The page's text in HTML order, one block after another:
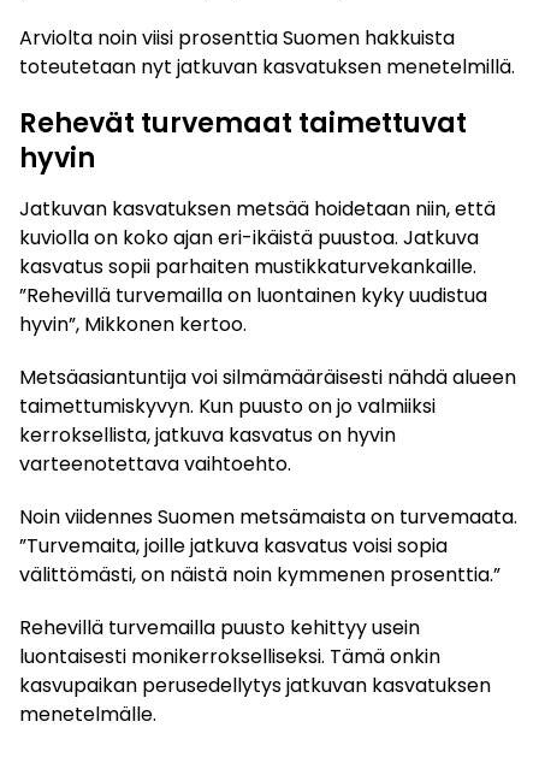
Arviolta noin viisi prosenttia Suomen hakkuista
toteutetaan nyt jatkuvan kasvatuksen menetelmillä.
Rehevät turvemaat taimettuvat
hyvin
Jatkuvan kasvatuksen metsää hoidetaan niin, että
kuviolla on koko ajan eri-ikäistä puustoa. Jatkuva
kasvatus sopii parhaiten mustikkaturvekankaille.
”Rehevillä turvemailla on luontainen kyky uudistua
hyvin”, Mikkonen kertoo.
Metsäasiantuntija voi silmämääräisesti nähdä alueen
taimettumiskyvyn. Kun puusto on jo valmiiksi
kerroksellista, jatkuva kasvatus on hyvin
varteenotettava vaihtoehto.
Noin viidennes Suomen metsämaista on turvemaata.
”Turvemaita, joille jatkuva kasvatus voisi sopia
välittömästi, on näistä noin kymmenen prosenttia.”
Rehevillä turvemailla puusto kehittyy usein
luontaisesti monikerrokselliseksi. Tämä onkin
kasvupaikan perusedellytys jatkuvan kasvatuksen
menetelmälle.